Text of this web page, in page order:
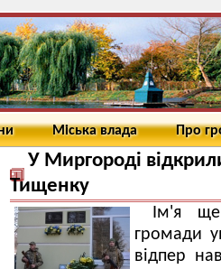
Міська влада Про
У Миргороді
Тищенку
Ім'я ще
громади
відпер